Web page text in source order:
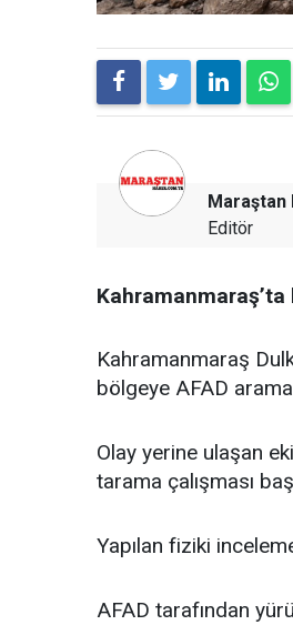
Maraştan
Editör
Kahramanmaraş
bölgeye AFAD
Olay yerine ulaşan
tarama çalışması
Yapılan fiziki
AFAD tarafından